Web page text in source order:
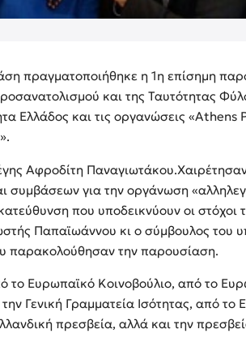
πραγματοποιήθηκε η 1η επίσημη
και της Ταυτότητας
Ελλάδος και τις οργανώσεις
Αφροδίτη
συμβάσεων για την οργάνωση
που υποδεικνύουν οι
Παπαϊωάννου κι ο σύμβουλος του
παρακολούθησαν την παρουσίαση.
Ευρωπαϊκό Κοινοβούλιο, από το
Γενική Γραμματεία Ισότητας, από
πρεσβεία, αλλά και την